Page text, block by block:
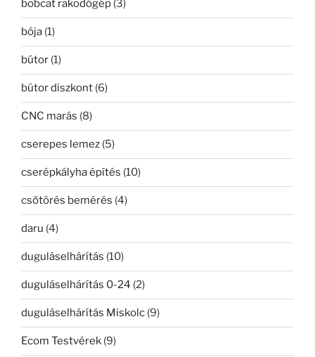
bobcat rakodógép (3)
bója (1)
bútor (1)
bútor diszkont (6)
CNC marás (8)
cserepes lemez (5)
cserépkályha építés (10)
csőtörés bemérés (4)
daru (4)
duguláselhárítás (10)
duguláselhárítás 0-24 (2)
duguláselhárítás Miskolc (9)
Ecom Testvérek (9)